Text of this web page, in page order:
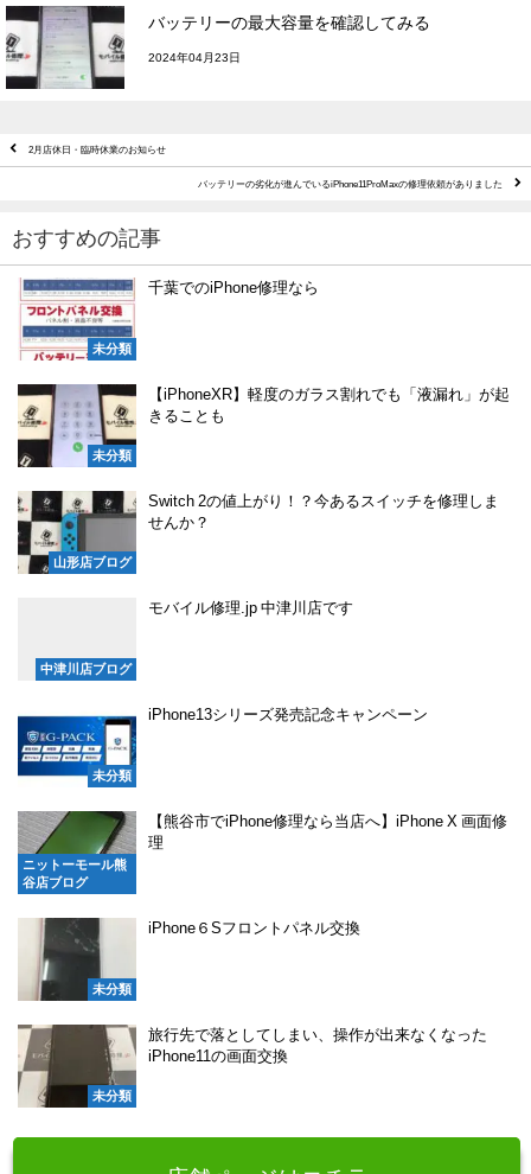
バッテリーの最大容量を確認してみる
2024年04月23日
2月店休日・臨時休業のお知らせ
バッテリーの劣化が進んでいるiPhone11ProMaxの修理依頼がありました
おすすめの記事
未分類
千葉でのiPhone修理なら
未分類
【iPhoneXR】軽度のガラス割れでも「液漏れ」が起
きることも
山形店ブログ
Switch 2の値上がり！？今あるスイッチを修理しま
せんか？
中津川店ブログ
モバイル修理.jp 中津川店です
未分類
iPhone13シリーズ発売記念キャンペーン
ニットーモール熊
谷店ブログ
【熊谷市でiPhone修理なら当店へ】iPhone X 画面修
理
未分類
iPhone６Sフロントパネル交換
未分類
旅行先で落としてしまい、操作が出来なくなった
iPhone11の画面交換